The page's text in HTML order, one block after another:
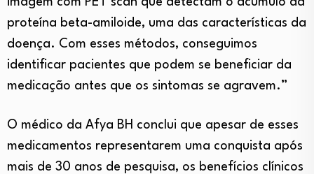
proteína beta-amiloide, uma das características da
doença. Com esses métodos, conseguimos
identificar pacientes que podem se beneficiar da
medicação antes que os sintomas se agravem.”
O médico da Afya BH conclui que apesar de esses
medicamentos representarem uma conquista após
mais de 30 anos de pesquisa, os benefícios clínicos